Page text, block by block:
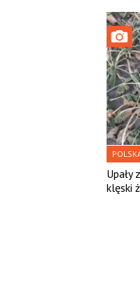
Upały
klęski